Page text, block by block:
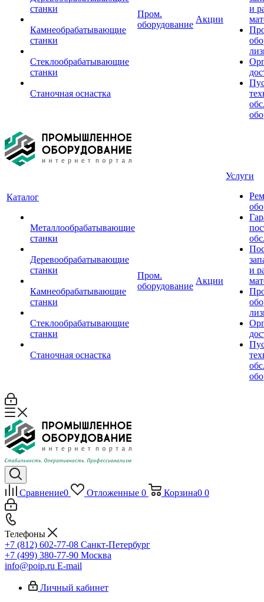
станки
Камнеобрабатывающие
станки
Стеклообрабатывающие
станки
Станочная оснастка
Пром.
оборудование
Акции
и
Каталог
Металлообрабатывающие
станки
Деревообрабатывающие
станки
Камнеобрабатывающие
станки
Стеклообрабатывающие
станки
Станочная оснастка
Пром.
оборудование
Акции
Услуги
и
Сравнение0 Отложенные 0 Корзина0 0
Телефоны
+7 (812) 602-77-08 Санкт-Петербург
+7 (499) 380-77-90 Москва
info@poip.ru E-mail
Личный кабинет